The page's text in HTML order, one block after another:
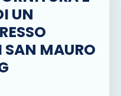
UN
SAN MAURO